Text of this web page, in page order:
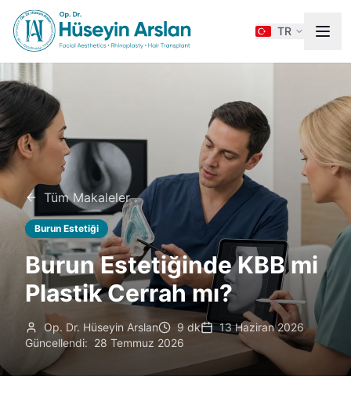
TR
Tüm Makaleler
Burun Estetiği
Burun Estetiğinde KBB mi
Plastik Cerrah mı?
Op. Dr. Hüseyin Arslan 9 dk
13 Haziran 2026
Güncellendi: 28 Temmuz 2026